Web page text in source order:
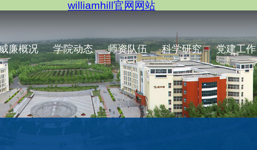
williamhill官网网站
廉概况 学院动态 师资队伍 科学研究 党建工作